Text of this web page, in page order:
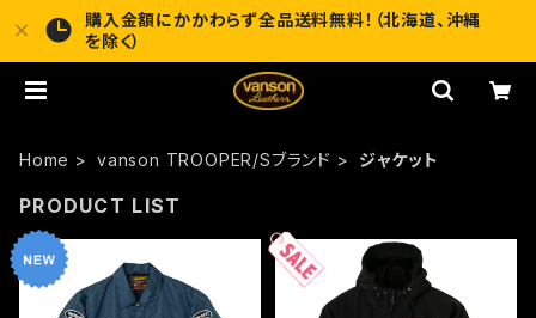
購入金額にかかわらず全品送料無料！（北海道、沖縄
を除く）
Home vanson TROOPER/Sブランド ジャケット
PRODUCT LIST